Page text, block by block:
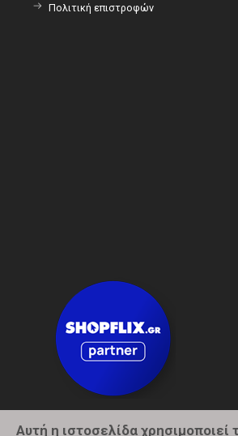
Αυτή η ιστοσελίδα χρησιμοποιεί
Πολιτική επιστροφών